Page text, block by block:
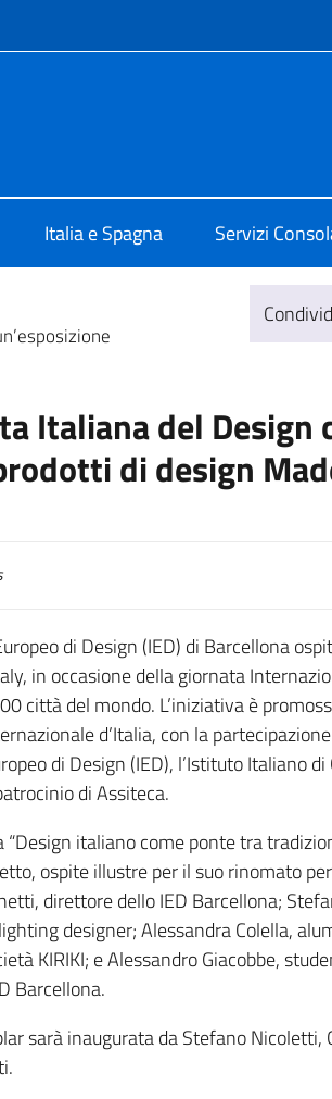
Italia e Spagna Servizi
Italiana del Design
di design
di Design (IED) di Barcellona
in occasione della giornata
città del mondo. L’iniziativa è
d’Italia, con la
di Design (IED), l’Istituto Italiano
di Assiteca.
italiano come ponte tra
ospite illustre per il suo rinomato
direttore dello IED Barcellona;
designer; Alessandra Colella,
KIRIKI; e Alessandro Giacobbe,
Barcellona.
sarà inaugurata da Stefano Nicoletti,